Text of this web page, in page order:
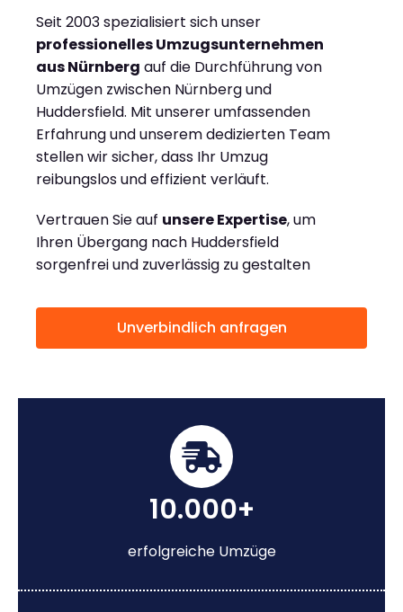
Seit 2003 spezialisiert sich unser
professionelles Umzugsunternehmen
aus Nürnberg auf die Durchführung von
Umzügen zwischen Nürnberg und
Huddersfield. Mit unserer umfassenden
Erfahrung und unserem dedizierten Team
stellen wir sicher, dass Ihr Umzug
reibungslos und effizient verläuft.
Vertrauen Sie auf unsere Expertise, um
Ihren Übergang nach Huddersfield
sorgenfrei und zuverlässig zu gestalten
Unverbindlich anfragen
10.000+
erfolgreiche Umzüge